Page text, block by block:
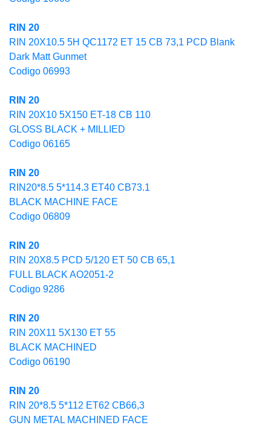
RIN 20
RIN 20X10.5 5H QC1172 ET 15 CB 73,1 PCD Blank
Dark Matt Gunmet
Codigo 06993
RIN 20
RIN 20X10 5X150 ET-18 CB 110
GLOSS BLACK + MILLIED
Codigo 06165
RIN 20
RIN20*8.5 5*114.3 ET40 CB73.1
BLACK MACHINE FACE
Codigo 06809
RIN 20
RIN 20X8.5 PCD 5/120 ET 50 CB 65,1
FULL BLACK AO2051-2
Codigo 9286
RIN 20
RIN 20X11 5X130 ET 55
BLACK MACHINED
Codigo 06190
RIN 20
RIN 20*8.5 5*112 ET62 CB66,3
GUN METAL MACHINED FACE